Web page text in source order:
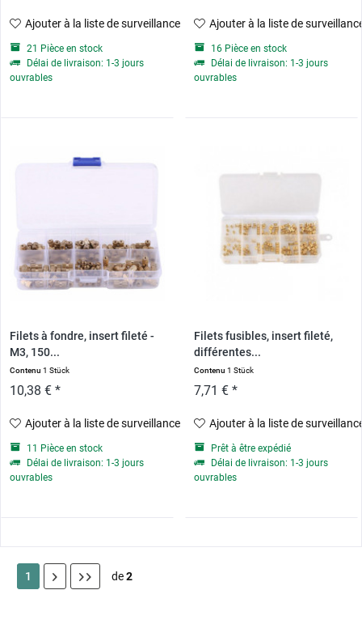
Ajouter à la liste de surveillance
21 Pièce en stock
Délai de livraison: 1-3 jours
ouvrables
Ajouter à la liste de
16 Pièce en stock
Délai de livraison: 1-3 jours
ouvrables
Filets à fondre, insert fileté -
M3, 150...
Contenu1 Stück
10,38 € *
Ajouter à la liste de surveillance
11 Pièce en stock
Délai de livraison: 1-3 jours
ouvrables
Filets fusibles, insert fileté,
différentes...
Contenu 1 Stück
7,71 € *
Ajouter à la liste de
Prêt à être expédié
Délai de livraison: 1-3 jours
ouvrables
1 de2